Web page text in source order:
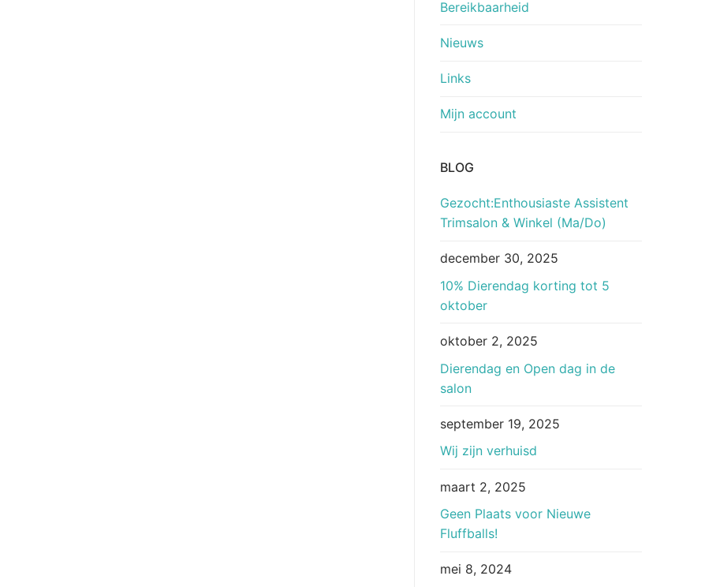
Bereikbaarheid
Nieuws
Links
Mijn account
BLOG
Gezocht:Enthousiaste Assistent
Trimsalon & Winkel (Ma/Do)
december 30, 2025
10% Dierendag korting tot 5
oktober
oktober 2, 2025
Dierendag en Open dag in de
salon
september 19, 2025
Wij zijn verhuisd
maart 2, 2025
Geen Plaats voor Nieuwe
Fluffballs!
mei 8, 2024